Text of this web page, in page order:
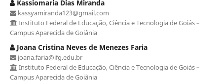
Kassiomaria Dias Miranda
kassyamiranda123@gmail.com
Instituto Federal de Educação, Ciência e Tecnologia de Goiás –
Campus Aparecida de Goiânia
Joana Cristina Neves de Menezes Faria
joana.faria@ifg.edu.br
Instituto Federal de Educação, Ciência e Tecnologia de Goiás –
Campus Aparecida de Goiânia